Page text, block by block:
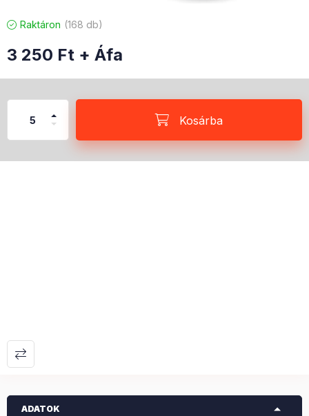
Raktáron 168 db
3 250 Ft + Áfa
Kosárba
ADATOK